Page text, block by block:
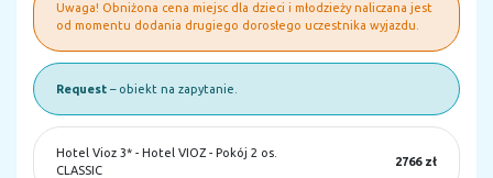
Uwaga! Obniżona cena miejsc dla dzieci i młodzieży naliczana jest
od momentu dodania drugiego dorosłego uczestnika wyjazdu.
Request – obiekt na zapytanie.
Hotel Vioz 3* - Hotel VIOZ - Pokój 2 os.
CLASSIC
2766 zł